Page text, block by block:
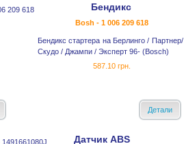
Бендикс
Bosh - 1 006 209 618
Бендикс стартера на Берлинго / Партнер/
Скудо / Джампи / Эксперт 96- (Bosch)
587.10 грн.
Детали
Датчик ABS